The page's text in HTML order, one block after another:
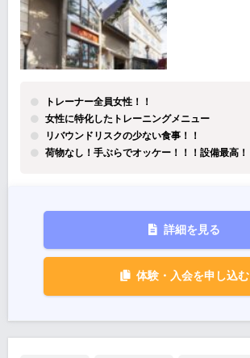
トレーナー全員女性！！
女性に特化したトレーニングメニュー
リバウンドリスクの少ない食事！！
荷物なし！手ぶらでオッケー！！！設備最高！
詳細を見る
体験・入会を申し込む